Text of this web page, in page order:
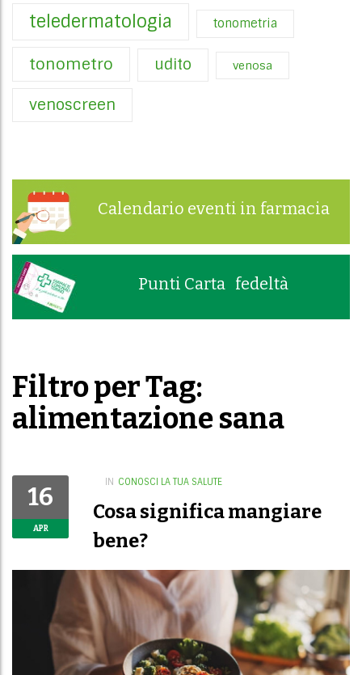
teledermatologia tonometria
tonometro udito venosa
venoscreen
Calendario eventi in farmacia
Punti Carta fedeltà
Filtro per Tag:
alimentazione sana
16
APR
IN CONOSCI LA TUA SALUTE
Cosa significa mangiare
bene?